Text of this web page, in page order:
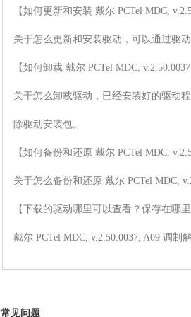
【如何更新和安装 戴尔 PCTel MDC,
关于怎么更新和安装驱动，可以通过驱
【如何卸载 戴尔 PCTel MDC,
关于怎么卸载驱动，已经安装好的驱动
除驱动安装包。
【如何备份和还原 戴尔 PCTel MDC,
关于怎么备份和还原 戴尔 PCTel MDC,
【下载的驱动哪里可以查看？保存在哪
戴尔 PCTel MDC, v.2.50.0037, A09 调
常见问题